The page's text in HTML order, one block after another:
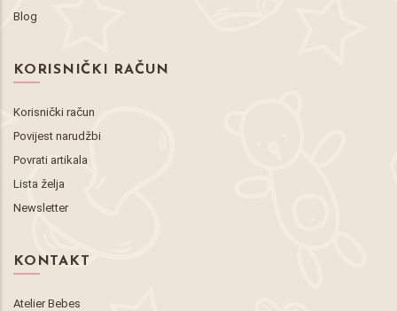
Blog
KORISNIČKI RAČUN
Korisnički račun
Povijest narudžbi
Povrati artikala
Lista želja
Newsletter
KONTAKT
Atelier Bebes